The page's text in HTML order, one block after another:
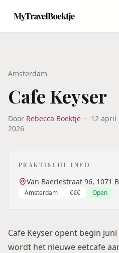
Amsterdam
Cafe Keyser
Door Rebecca Boektje · 12 april
2026
PRAKTISCHE INFO
Van Baerlestraat 96, 1071
Amsterdam €€€ Open
Cafe Keyser opent begin
wordt het nieuwe eetcafe